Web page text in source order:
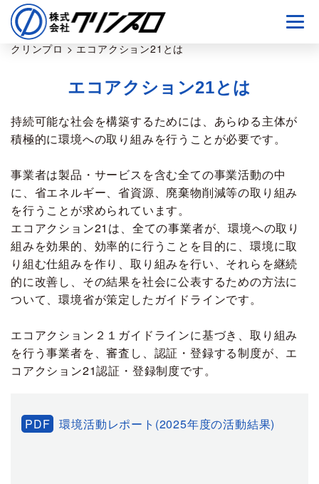
クリンプロ > エコアクション21とは
エコアクション21とは
持続可能な社会を構築するためには、あらゆる主体が
積極的に環境への取り組みを行うことが必要です。
事業者は製品・サービスを含む全ての事業活動の中
に、省エネルギー、省資源、廃棄物削減等の取り組み
を行うことが求められています。
エコアクション21は、全ての事業者が、環境への取り
組みを効果的、効率的に行うことを目的に、環境に取
り組む仕組みを作り、取り組みを行い、それらを継続
的に改善し、その結果を社会に公表するための方法に
ついて、環境省が策定したガイドラインです。
エコアクション２１ガイドラインに基づき、取り組み
を行う事業者を、審査し、認証・登録する制度が、エ
コアクション21認証・登録制度です。
PDF 環境活動レポート(2025年度の活動結果)